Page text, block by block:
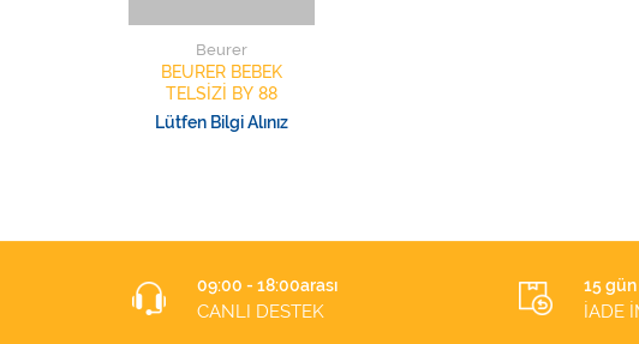
Beurer
BEURER BEBEK
TELSİZİ BY 88
Lütfen Bilgi Alınız
09:00 - 18:00arası
CANLI DESTEK
15
İADE